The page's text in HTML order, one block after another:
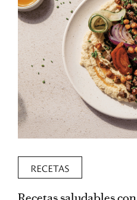
RECETAS